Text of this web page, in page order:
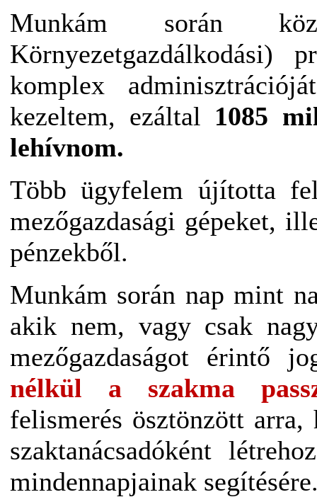
Munkám során
Környezetgazdálkodási)
komplex
kezeltem, ezáltal 1085
lehívnom.
Több ügyfelem újította
mezőgazdasági gépeket,
pénzekből.
Munkám során nap mint
akik nem, vagy csak
mezőgazdaságot érintő
nélkül a szakma
felismerés ösztönzött
szaktanácsadóként
mindennapjainak